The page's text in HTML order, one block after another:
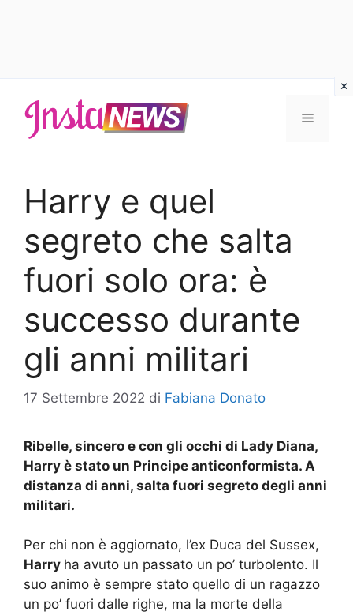
contenuto
Menu
Harry e quel
segreto che salta
fuori solo ora: è
successo durante
gli anni militari
17 Settembre 2022 di Fabiana Donato
Ribelle, sincero e con gli occhi di Lady Diana,
Harry è stato un Principe anticonformista. A
distanza di anni, salta fuori segreto degli anni
militari.
Per chi non è aggiornato, l’ex Duca del Sussex,
Harry ha avuto un passato un po’ turbolento. Il
suo animo è sempre stato quello di un ragazzo
un po’ fuori dalle righe, ma la morte della